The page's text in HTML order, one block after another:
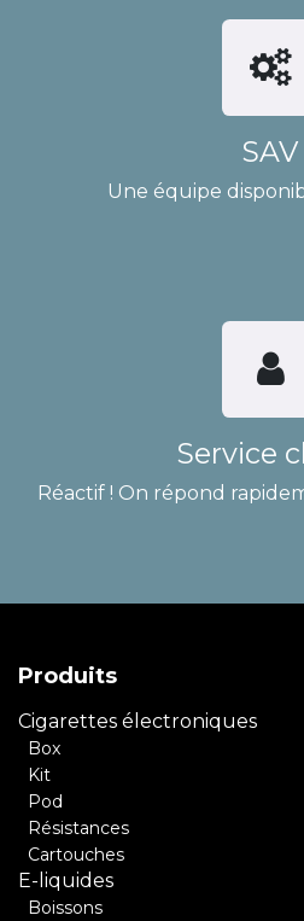
SAV
Une équipe
Service
Réactif ! On répond
Produits
Cigarettes électroniques
Box
Kit
Pod
Résistances
Cartouches
E-liquides
Boissons